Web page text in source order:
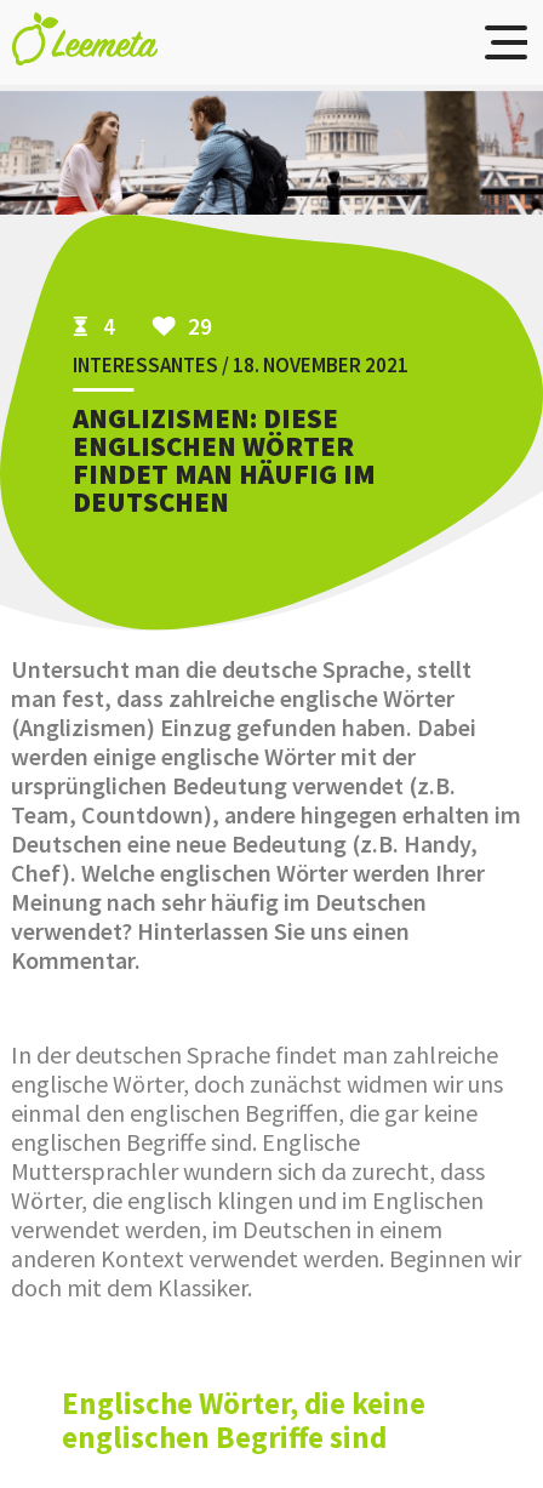
Skip to main content
4 29
INTERESSANTES / 18. NOVEMBER 2021
ANGLIZISMEN: DIESE
ENGLISCHEN WÖRTER
FINDET MAN HÄUFIG IM
DEUTSCHEN
Untersucht man die deutsche Sprache, stellt
man fest, dass zahlreiche englische Wörter
(Anglizismen) Einzug gefunden haben. Dabei
werden einige englische Wörter mit der
ursprünglichen Bedeutung verwendet (z.B.
Team, Countdown), andere hingegen erhalten im
Deutschen eine neue Bedeutung (z.B. Handy,
Chef). Welche englischen Wörter werden Ihrer
Meinung nach sehr häufig im Deutschen
verwendet? Hinterlassen Sie uns einen
Kommentar.
In der deutschen Sprache findet man zahlreiche
englische Wörter, doch zunächst widmen wir uns
einmal den englischen Begriffen, die gar keine
englischen Begriffe sind. Englische
Muttersprachler wundern sich da zurecht, dass
Wörter, die englisch klingen und im Englischen
verwendet werden, im Deutschen in einem
anderen Kontext verwendet werden. Beginnen wir
doch mit dem Klassiker.
Englische Wörter, die keine
englischen Begriffe sind